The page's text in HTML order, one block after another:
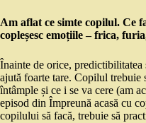
Am aflat ce simte copilul. Ce
copleșesc emoțiile – frica,
Înainte de orice,
ajută foarte tare. Copilul trebuie
întâmple și ce i se va cere (am
episod din Împreună acasă cu
copilului să facă, trebuie să